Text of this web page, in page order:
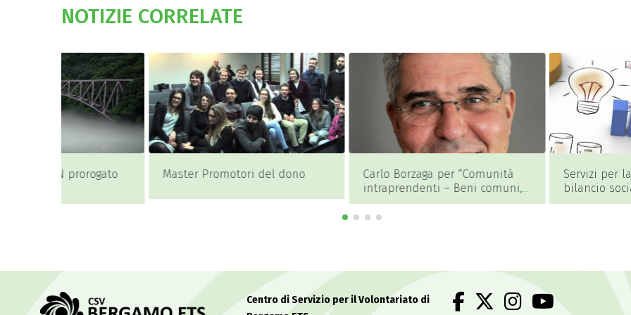
NOTIZIE CORRELATE
Master Promotori del dono
Carlo Borzaga per “Comunità
intraprendenti – Beni comuni,
terzo settore, economia
Servizi per la redazione del
bilancio sociale
Centro di Servizio per il Volontariato di